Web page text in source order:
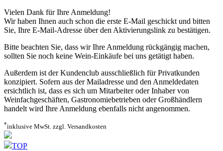
Vielen Dank für Ihre Anmeldung!
Wir haben Ihnen auch schon die erste E-Mail geschickt und bitten
Sie, Ihre E-Mail-Adresse über den Aktivierungslink zu bestätigen.
Bitte beachten Sie, dass wir Ihre Anmeldung rückgängig machen,
sollten Sie noch keine Wein-Einkäufe bei uns getätigt haben.
Außerdem ist der Kundenclub ausschließlich für Privatkunden
konzipiert. Sofern aus der Mailadresse und den Anmeldedaten
ersichtlich ist, dass es sich um Mitarbeiter oder Inhaber von
Weinfachgeschäften, Gastronomiebetrieben oder Großhändlern
handelt wird Ihre Anmeldung ebenfalls nicht angenommen.
*inklusive MwSt. zzgl. Versandkosten
TOP